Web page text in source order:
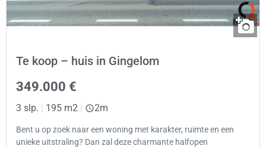
Te koop – huis in Gingelom
349.000 €
3 slp. | 195 m2 | 2m
Bent u op zoek naar een woning met karakter, ruimte en een
unieke uitstraling? Dan zal deze charmante halfopen